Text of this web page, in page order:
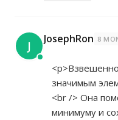
J JosephRon 8
значимым
<br /> Она
минимуму и